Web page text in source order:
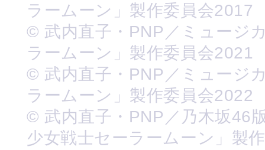
ラームーン」製作委員会2017
© 武内直子・PNP／ミュージ
ラームーン」製作委員会2021
© 武内直子・PNP／ミュージ
ラームーン」製作委員会2022
© 武内直子・PNP／乃木坂46
少女戦士セーラームーン」製